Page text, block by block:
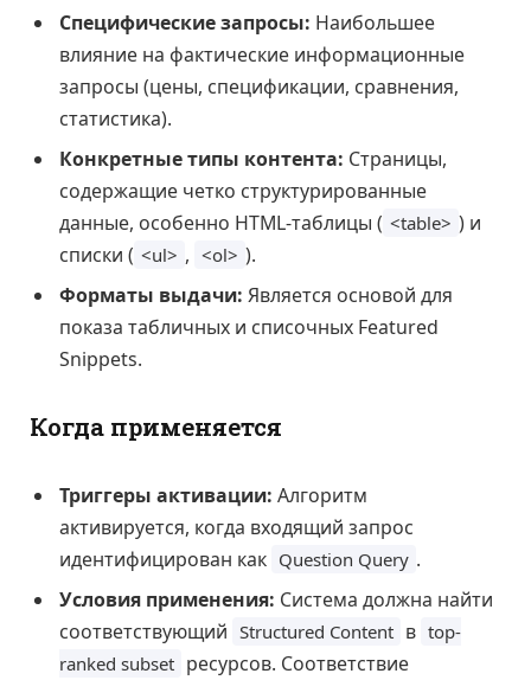
Специфические запросы: Наибольшее
влияние на фактические информационные
запросы (цены, спецификации, сравнения,
статистика).
Конкретные типы контента: Страницы,
содержащие четко структурированные
данные, особенно HTML-таблицы ( <table> ) и
списки ( <ul> , <ol> ).
Форматы выдачи: Является основой для
показа табличных и списочных Featured
Snippets.
Когда применяется
Триггеры активации: Алгоритм
активируется, когда входящий запрос
идентифицирован как Question Query .
Условия применения: Система должна найти
соответствующий Structured Content в top-
ranked subset ресурсов. Соответствие